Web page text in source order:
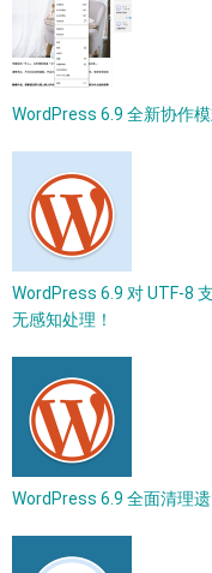
WordPress 6.9 全新协作
WordPress 6.9 对 UTF-8
无感知处理！
WordPress 6.9 全面清理